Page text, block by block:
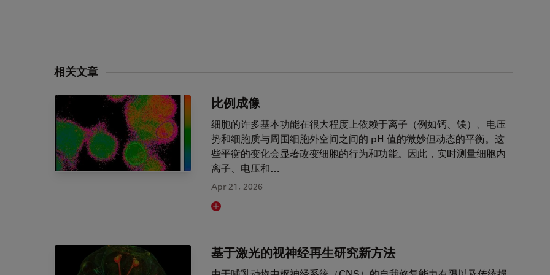
相关文章
比例成像
细胞的许多基本功能在很大程度上依赖于离子（例如钙、镁）、电压
势和细胞质与周围细胞外空间之间的 pH 值的微妙但动态的平衡。这
些平衡的变化会显著改变细胞的行为和功能。因此，实时测量细胞内
离子、电压和…
Apr 21, 2026
Read article
基于激光的视神经再生研究新方法